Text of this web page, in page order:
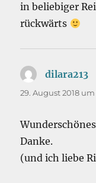
in beliebiger
rückwärts
dilara213
29. August 2018
Danke.
(und ich liebe